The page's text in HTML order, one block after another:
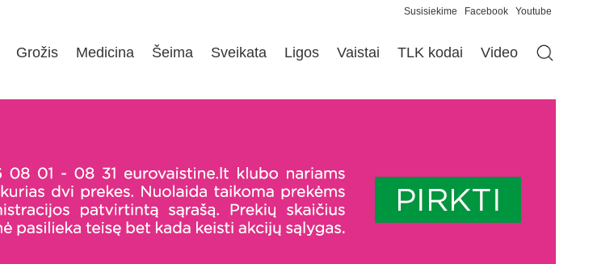
Susisiekime Facebook Youtube
Grožis Medicina Šeima Sveikata Ligos Vaistai TLK kodai Video